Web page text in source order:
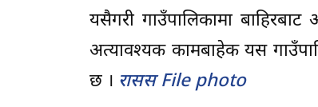
यसैगरी गाउँपालिकामा
अत्यावश्यक कामबाहेक यस
छ । रासस File photo